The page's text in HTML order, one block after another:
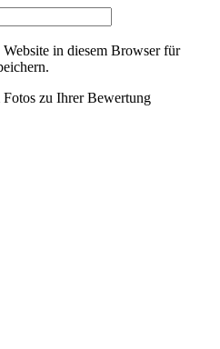
in diesem Browser für
Fotos zu Ihrer Bewertung